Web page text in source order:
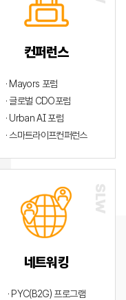
컨퍼런스
· Mayors 포럼
· 글로벌 CDO포럼
· Urban AI 포럼
· 스마트라이프컨퍼런스
네트워킹
· PYC(B2G) 프로그램